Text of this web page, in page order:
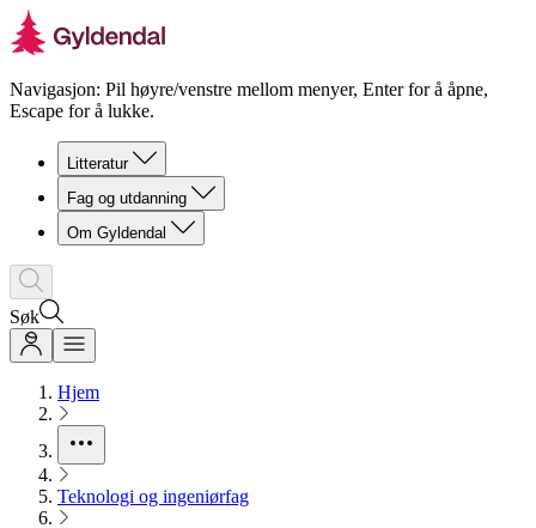
Navigasjon: Pil høyre/venstre mellom menyer, Enter for å åpne,
Escape for å lukke.
Litteratur
Fag og utdanning
Om Gyldendal
Søk
Hjem
Teknologi og ingeniørfag